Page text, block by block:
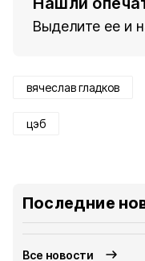
Выделите ее и
вячеслав гладков
цэб
Последние
Все новости